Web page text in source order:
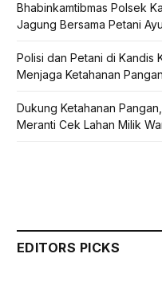
Bhabinkamtibmas Polsek
Jagung Bersama Petani
Polisi dan Petani di Kandis
Menjaga Ketahanan Pangan
Dukung Ketahanan
Meranti Cek Lahan Milik
EDITORS PICKS